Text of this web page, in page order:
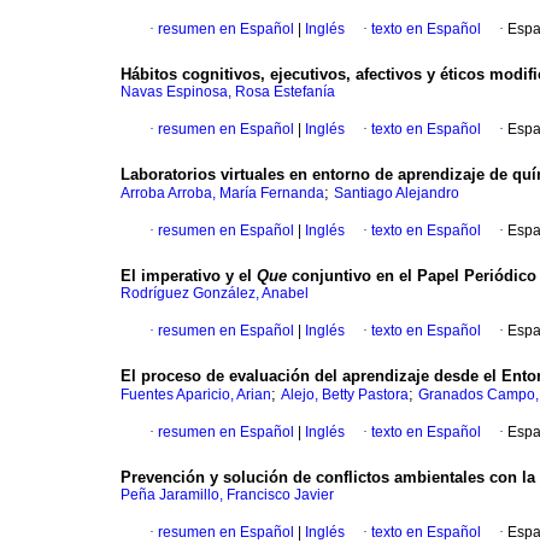
· resumen en Español Inglés · texto en Español ·
Hábitos cognitivos, ejecutivos, afectivos y éticos
Navas Espinosa, Rosa Estefanía
· resumen en Español Inglés · texto en Español ·
Laboratorios virtuales en entorno de aprendizaje de
Arroba Arroba, María Fernanda; Santiago Alejandro
· resumen en Español Inglés · texto en Español ·
El imperativo y el Que conjuntivo en el Papel Periódico
Rodríguez González, Anabel
· resumen en Español Inglés · texto en Español ·
El proceso de evaluación del aprendizaje desde el
Fuentes Aparicio, Arian; Alejo, Betty Pastora; Granados
· resumen en Español Inglés · texto en Español ·
Prevención y solución de conflictos ambientales con
Peña Jaramillo, Francisco Javier
· resumen en Español Inglés · texto en Español ·